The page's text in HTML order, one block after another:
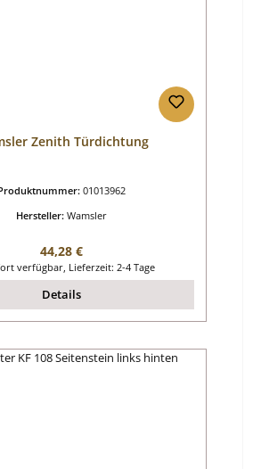
Zenith Türdichtung
01013962
Hersteller: Wamsler
Regulärer Preis:
44,28 €
verfügbar, Lieferzeit: 2-4 Tage
Details